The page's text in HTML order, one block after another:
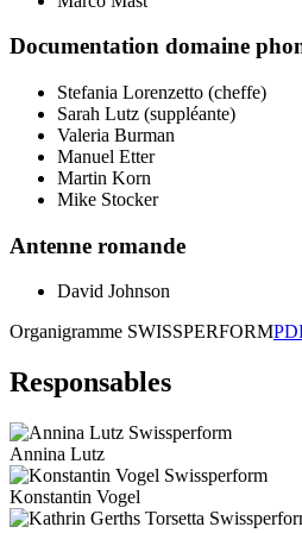
Documentation domaine
Stefania Lorenzetto (cheffe)
Sarah Lutz (suppléante)
Valeria Burman
Manuel Etter
Martin Korn
Mike Stocker
Antenne romande
David Johnson
Organigramme SWISSPERFORM
Responsables
Annina Lutz
Konstantin Vogel